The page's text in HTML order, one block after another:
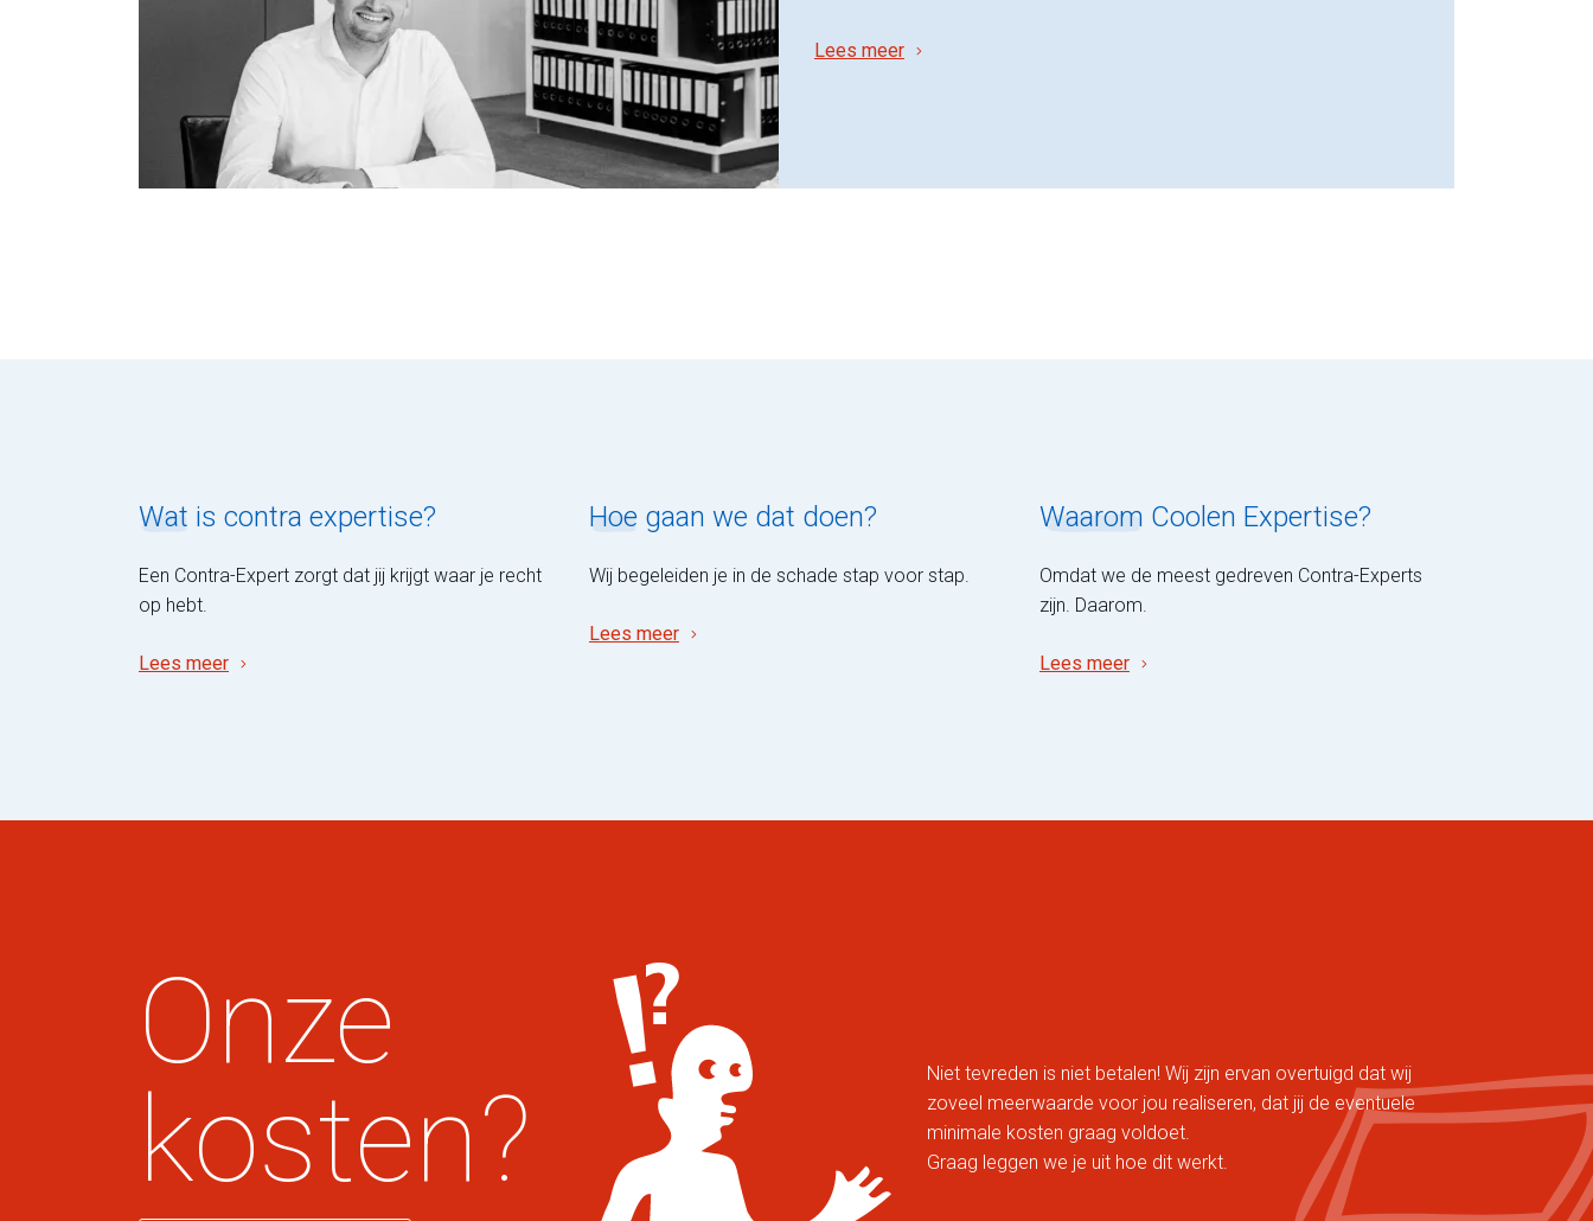
Lees meer
Wat is contra expertise?
Een Contra-Expert zorgt dat jij krijgt waar je recht
op hebt.
Lees meer
Hoe gaan we dat doen?
Wij begeleiden je in de schade stap voor stap.
Lees meer
Waarom Coolen Expertise?
Omdat we de meest gedreven Contra-Experts
zijn. Daarom.
Lees meer
Onze
kosten?
Niet tevreden is niet betalen! Wij zijn ervan overtuigd dat wij
zoveel meerwaarde voor jou realiseren, dat jij de eventuele
minimale kosten graag voldoet.
Graag leggen we je uit hoe dit werkt.